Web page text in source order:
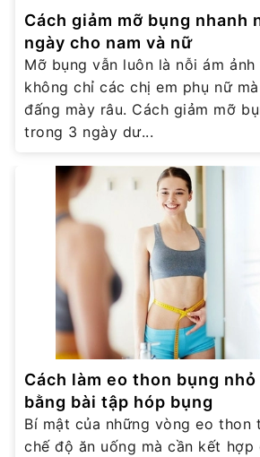
Cách giảm mỡ bụng nhanh
ngày cho nam và nữ
Mỡ bụng vẫn luôn là nỗi ám
không chỉ các chị em phụ nữ
đấng mày râu. Cách giảm mỡ
trong 3 ngày dư...
Cách làm eo thon bụng
bằng bài tập hóp bụng
Bí mật của những vòng eo thon
chế độ ăn uống mà cần kết hợp